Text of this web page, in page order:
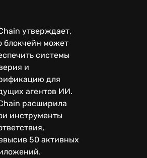
утверждает,
блокчейн может
системы
и
для
агентов ИИ.
расширила
инструменты
50 активных